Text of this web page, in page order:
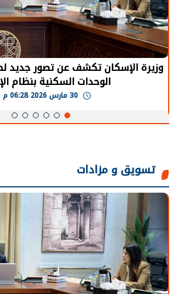
وزيرة الإسكان تكشف عن تصور جديد
الوحدات السكنية بنظام
تسويق و مزادات